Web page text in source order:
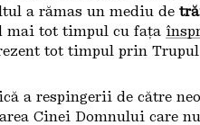
a rămas un mediu de
tot timpul cu fața
tot timpul prin
a respingerii de către
Cinei Domnului care